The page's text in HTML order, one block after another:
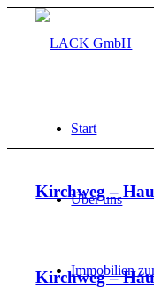
Start
Über uns
Immobilien
Kirchweg –
Kirchweg –